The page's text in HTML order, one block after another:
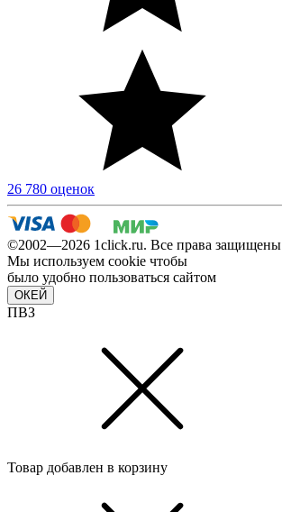
26 780 оценок
©2002—2026 1сlick.ru. Все права защищены
Мы используем cookie чтобы
было удобно пользоваться сайтом
ОКЕЙ
ПВЗ
Товар добавлен в корзину